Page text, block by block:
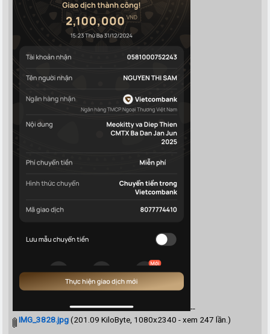
--
IMG_3828.jpg(201.09 KiloByte, 1080x2340 - xem 247 lần.)